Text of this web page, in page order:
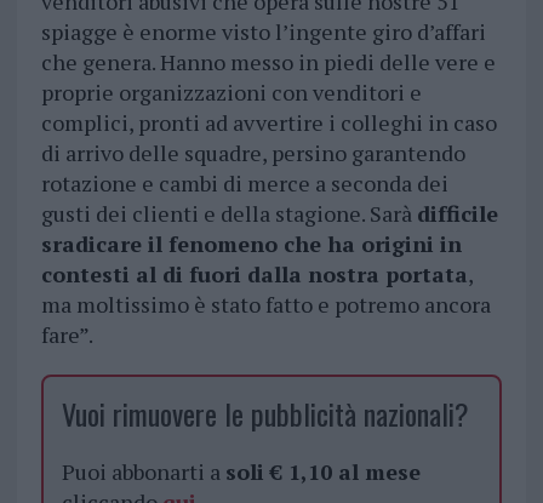
spiagge è enorme visto l’ingente giro d’affari
che genera. Hanno messo in piedi delle vere e
proprie organizzazioni con venditori e
complici, pronti ad avvertire i colleghi in caso
di arrivo delle squadre, persino garantendo
rotazione e cambi di merce a seconda dei
gusti dei clienti e della stagione. Sarà difficile
sradicare il fenomeno che ha origini in
contesti al di fuori dalla nostra portata,
ma moltissimo è stato fatto e potremo ancora
fare”.
Vuoi rimuovere le pubblicità nazionali?
Puoi abbonarti a soli € 1,10 al mese